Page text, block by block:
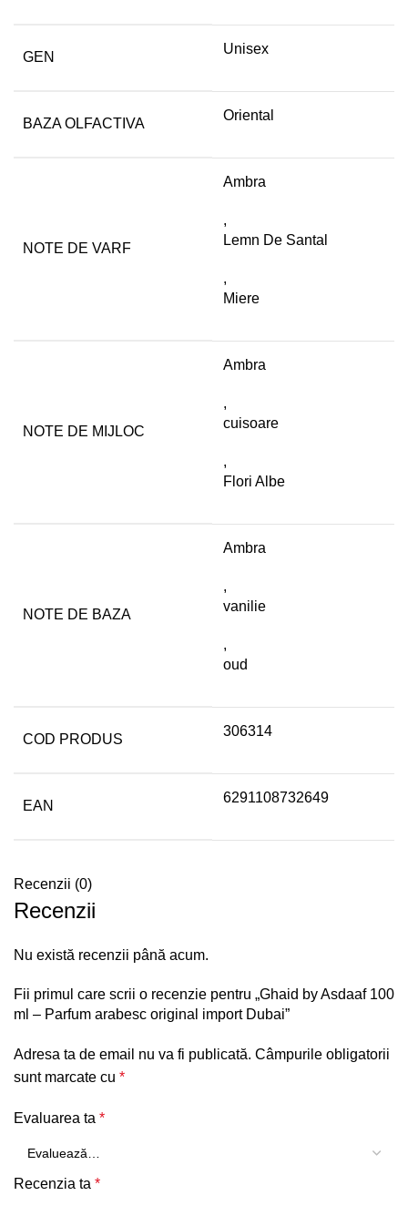
GEN
Unisex
BAZA OLFACTIVA
Oriental
NOTE DE VARF
Ambra
,
Lemn De Santal
,
Miere
NOTE DE MIJLOC
Ambra
,
cuisoare
,
Flori Albe
NOTE DE BAZA
Ambra
,
vanilie
,
oud
COD PRODUS
306314
EAN
6291108732649
Recenzii (0)
Recenzii
Nu există recenzii până acum.
Fii primul care scrii o recenzie pentru „Ghaid by Asdaaf 100
ml – Parfum arabesc original import Dubai”
Adresa ta de email nu va fi publicată. Câmpurile obligatorii
sunt marcate cu *
Evaluarea ta *
Recenzia ta *